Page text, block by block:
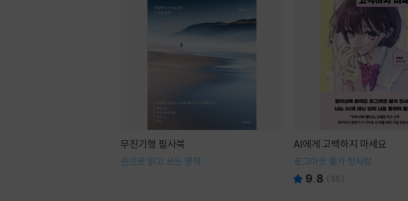
무진기행 필사북
손으로 읽고 쓰는 명작
AI에게 고백하지 마세요
로그아웃 불가 첫사랑
9.8 ( 35)